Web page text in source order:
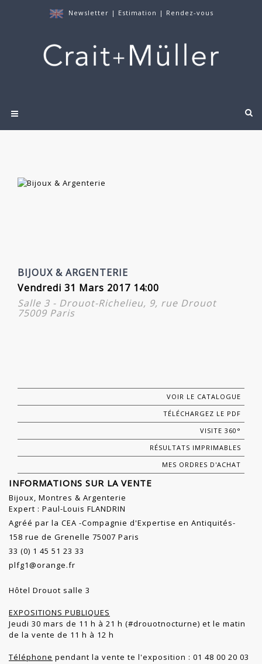
Newsletter | Estimation | Rendez-vous
BIJOUX & ARGENTERIE
Vendredi 31 Mars 2017 14:00
Salle 3 - Drouot-Richelieu, 9, rue Drouot
75009 Paris
VOIR LE CATALOGUE
TÉLÉCHARGEZ LE PDF
VISITE 360°
RÉSULTATS IMPRIMABLES
MES ORDRES D'ACHAT
INFORMATIONS SUR LA VENTE
Bijoux, Montres & Argenterie
Expert : Paul-Louis FLANDRIN
Agréé par la CEA -Compagnie d'Expertise en Antiquités-
158 rue de Grenelle 75007 Paris
33 (0) 1 45 51 23 33
plfg1@orange.fr
Hôtel Drouot salle 3
EXPOSITIONS PUBLIQUES
Jeudi 30 mars de 11 h à 21 h (#drouotnocturne) et le matin
de la vente de 11 h à 12 h
Téléphone pendant la vente te l'exposition : 01 48 00 20 03